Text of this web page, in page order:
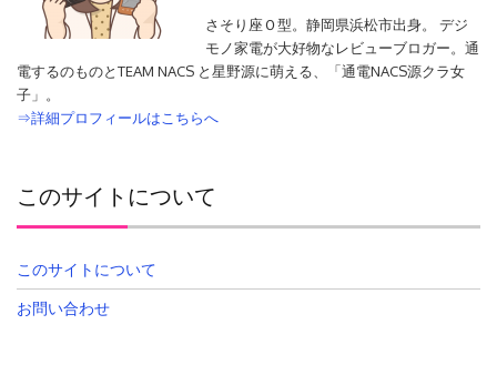
さそり座Ｏ型。静岡県浜松市出身。 デジ
モノ家電が大好物なレビューブロガー。通
電するのものとTEAM NACS と星野源に萌える、「通電NACS源クラ女
子」。
⇒詳細プロフィールはこちらへ
このサイトについて
このサイトについて
お問い合わせ